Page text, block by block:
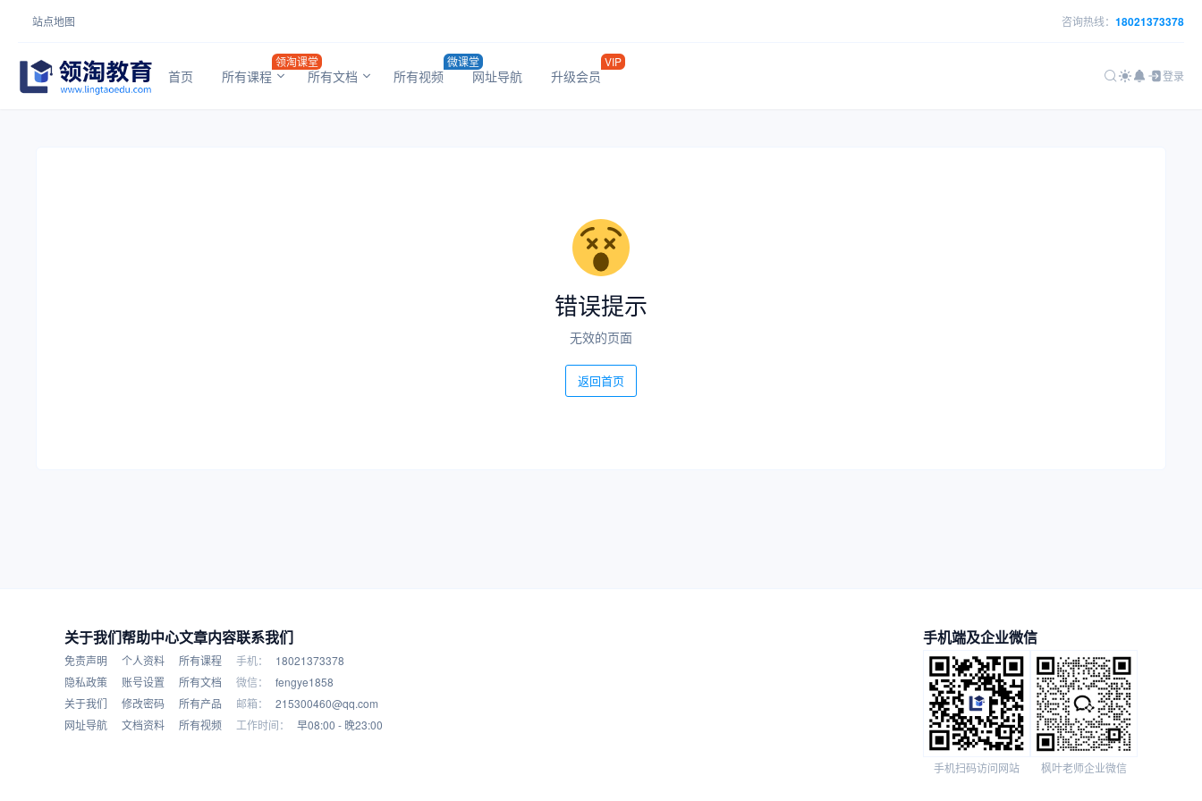
站点地图 咨询热线： 18021373378
首页 所有课程
领淘课堂
所有文档 所有视频
微课堂
网址导航 升级会员
VIP
登录
错误提示
无效的页面
返回首页
关于我们
免责声明
隐私政策
关于我们
网址导航
帮助中心
个人资料
账号设置
修改密码
文档资料
文章内容
所有课程
所有文档
所有产品
所有视频
联系我们
手机：
18021373378
微信：
fengye1858
邮箱：
215300460@qq.com
工作时间：
早08:00 - 晚23:00
手机端及企业微信
手机扫码访问网站 枫叶老师企业微信